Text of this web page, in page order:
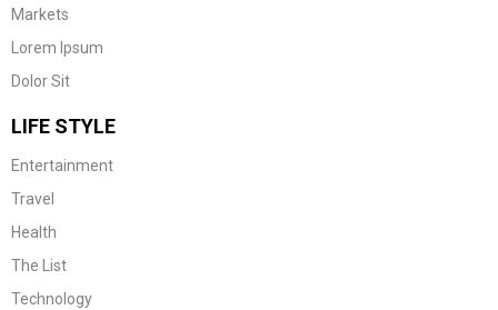
Markets
Lorem Ipsum
Dolor Sit
LIFE STYLE
Entertainment
Travel
Health
The List
Technology